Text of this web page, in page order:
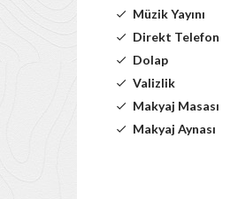
Müzik Yayını
Direkt Telefon
Dolap
Valizlik
Makyaj Masası
Makyaj Aynası